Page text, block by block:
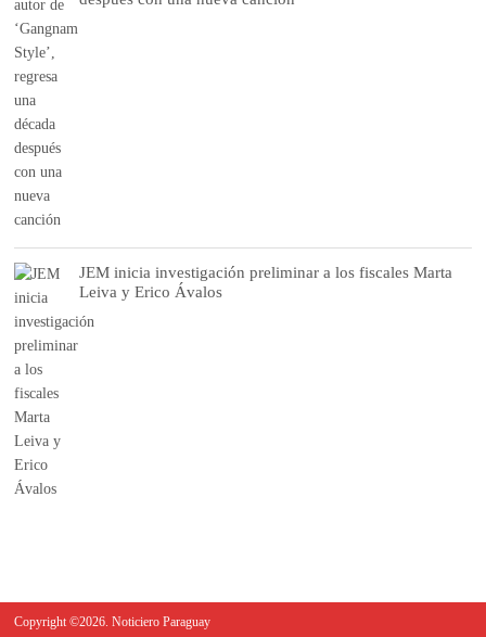
JEM inicia investigación preliminar a los fiscales Marta
Leiva y Erico Ávalos
Copyright ©2026. Noticiero Paraguay